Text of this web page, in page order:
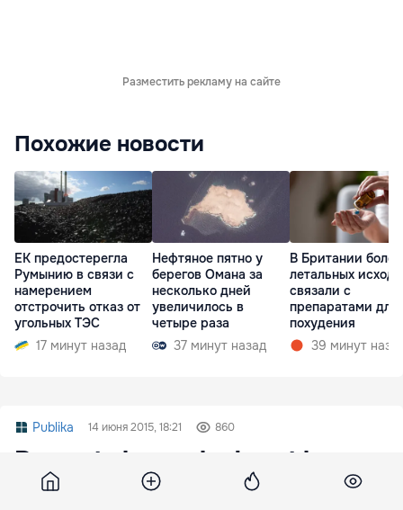
Разместить рекламу на сайте
Похожие новости
ЕК предостерегла
Румынию в связи с
намерением
отстрочить отказ от
угольных ТЭС
17 минут назад
Нефтяное пятно у
берегов Омана за
несколько дней
увеличилось в
четыре раза
37 минут назад
В Британии
летальных
связали с
препаратами для
похудения
39 минут
Publika 14 июня 2015, 18:21 860
Prezența la urnele de vot la ora
18:20